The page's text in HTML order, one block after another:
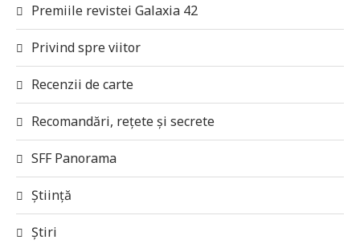
Premiile revistei Galaxia 42
Privind spre viitor
Recenzii de carte
Recomandări, rețete și secrete
SFF Panorama
Știință
Știri